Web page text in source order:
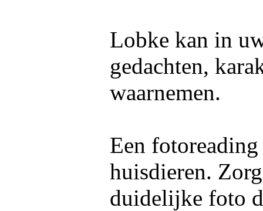
Lobke kan in
gedachten,
waarnemen.
Een
huisdieren.
duidelijke foto